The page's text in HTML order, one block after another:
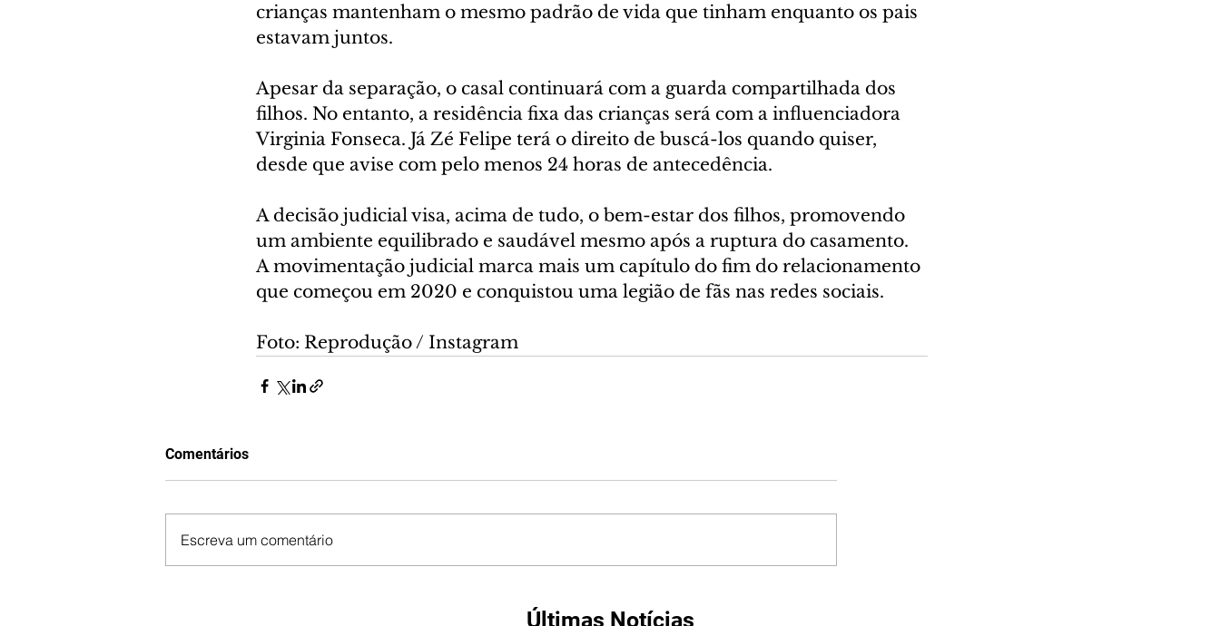
crianças mantenham o mesmo padrão de vida que tinham enquanto os pais
estavam juntos.
Apesar da separação, o casal continuará com a guarda compartilhada dos
filhos. No entanto, a residência fixa das crianças será com a influenciadora
Virginia Fonseca. Já Zé Felipe terá o direito de buscá-los quando quiser,
desde que avise com pelo menos 24 horas de antecedência.
A decisão judicial visa, acima de tudo, o bem-estar dos filhos, promovendo
um ambiente equilibrado e saudável mesmo após a ruptura do casamento.
A movimentação judicial marca mais um capítulo do fim do relacionamento
que começou em 2020 e conquistou uma legião de fãs nas redes sociais.
Foto: Reprodução / Instagram
Comentários
Escreva um comentário
Últimas Notícias